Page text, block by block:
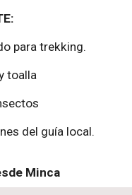
para trekking.
toalla
del guía local.
Minca